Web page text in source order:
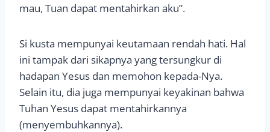
mau, Tuan dapat mentahirkan aku”.
Si kusta mempunyai keutamaan rendah hati. Hal
ini tampak dari sikapnya yang tersungkur di
hadapan Yesus dan memohon kepada-Nya.
Selain itu, dia juga mempunyai keyakinan bahwa
Tuhan Yesus dapat mentahirkannya
(menyembuhkannya).